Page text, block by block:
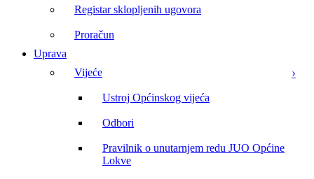
Registar sklopljenih ugovora
Proračun
Uprava
Vijeće
Ustroj Općinskog vijeća
Odbori
Pravilnik o unutarnjem redu JUO Općine
Lokve